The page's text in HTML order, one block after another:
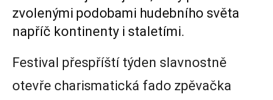
zvolenými podobami hudebního světa
napříč kontinenty i staletími.
Festival přespříští týden slavnostně
otevře charismatická fado zpěvačka